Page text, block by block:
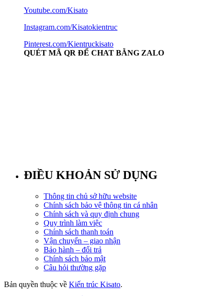
Youtube.com/Kisato
Instagram.com/Kisatokientruc
Pinterest.com/Kientruckisato
QUÉT MÃ QR ĐỂ CHAT BẰNG ZALO
ĐIỀU KHOẢN SỬ DỤNG
Thông tin chủ sở hữu website
Chính sách bảo vệ thông tin cá nhân
Chính sách và quy định chung
Quy trình làm việc
Chính sách thanh toán
Vận chuyển – giao nhận
Bảo hành – đổi trả
Chính sách bảo mật
Câu hỏi thường gặp
Bản quyền thuộc về Kiến trúc Kisato.